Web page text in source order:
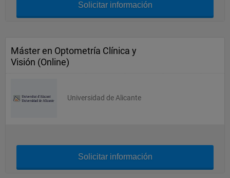
Solicitar información
Máster en Optometría Clínica y
Visión (Online)
Universidad de Alicante
Solicitar información